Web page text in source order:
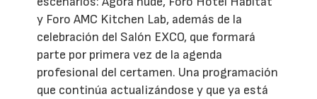
y Foro AMC Kitchen Lab, además de la
celebración del Salón EXCO, que formará
parte por primera vez de la agenda
profesional del certamen. Una programación
que continúa actualizándose y que ya está